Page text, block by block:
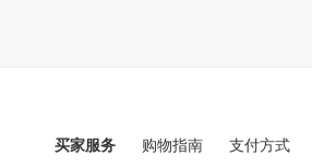
买家服务 购物指南 支付方式